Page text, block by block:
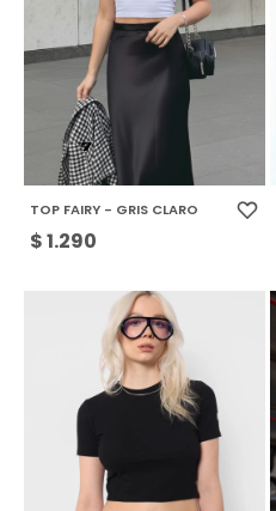
TOP FAIRY - GRIS CLARO
$1.290